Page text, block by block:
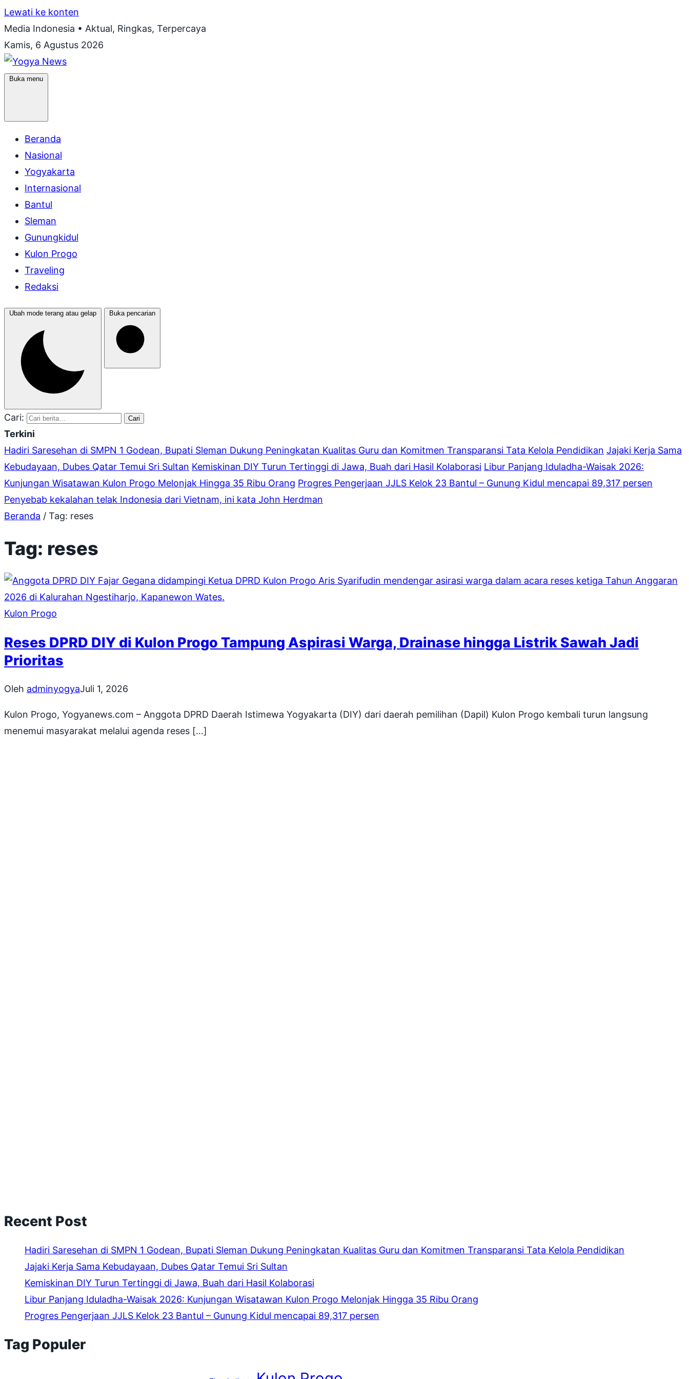
Lewati ke konten
Media Indonesia • Aktual, Ringkas, Terpercaya
Kamis, 6 Agustus 2026
Buka menu
Beranda
Nasional
Yogyakarta
Internasional
Bantul
Sleman
Gunungkidul
Kulon Progo
Traveling
Redaksi
Ubah mode terang atau gelap Buka pencarian
Cari: Cari
Terkini
Hadiri Saresehan di SMPN 1 Godean, Bupati Sleman Dukung Peningkatan Kualitas Guru dan Komitmen Transparansi Tata Kelola Pendidikan Jajaki Kerja Sama
Kebudayaan, Dubes Qatar Temui Sri Sultan Kemiskinan DIY Turun Tertinggi di Jawa, Buah dari Hasil Kolaborasi Libur Panjang Iduladha-Waisak 2026:
Kunjungan Wisatawan Kulon Progo Melonjak Hingga 35 Ribu Orang Progres Pengerjaan JJLS Kelok 23 Bantul – Gunung Kidul mencapai 89,317 persen
Penyebab kekalahan telak Indonesia dari Vietnam, ini kata John Herdman
Beranda / Tag: reses
Tag: reses
Kulon Progo
Reses DPRD DIY di Kulon Progo Tampung Aspirasi Warga, Drainase hingga Listrik Sawah Jadi
Prioritas
Oleh adminyogyaJuli 1, 2026
Kulon Progo, Yogyanews.com – Anggota DPRD Daerah Istimewa Yogyakarta (DIY) dari daerah pemilihan (Dapil) Kulon Progo kembali turun langsung
menemui masyarakat melalui agenda reses […]
Recent Post
Hadiri Saresehan di SMPN 1 Godean, Bupati Sleman Dukung Peningkatan Kualitas Guru dan Komitmen Transparansi Tata Kelola Pendidikan
Jajaki Kerja Sama Kebudayaan, Dubes Qatar Temui Sri Sultan
Kemiskinan DIY Turun Tertinggi di Jawa, Buah dari Hasil Kolaborasi
Libur Panjang Iduladha-Waisak 2026: Kunjungan Wisatawan Kulon Progo Melonjak Hingga 35 Ribu Orang
Progres Pengerjaan JJLS Kelok 23 Bantul – Gunung Kidul mencapai 89,317 persen
Tag Populer